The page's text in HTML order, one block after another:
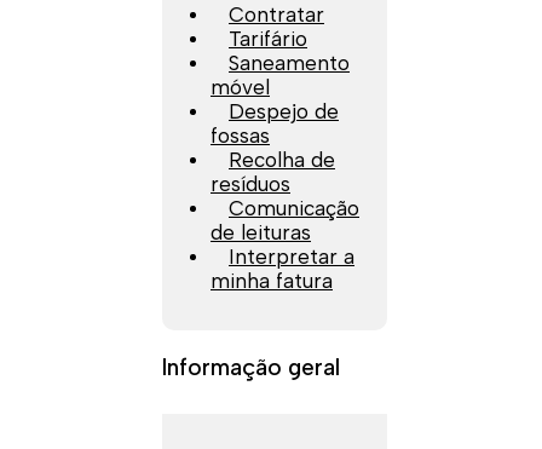
Contratar
Tarifário
Saneamento
móvel
Despejo de
fossas
Recolha de
resíduos
Comunicação
de leituras
Interpretar a
minha fatura
Informação geral